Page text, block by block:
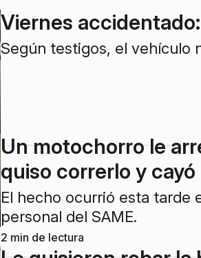
Viernes
Según testigos, el vehículo
Un motochorro le
quiso correrlo y cayó
El hecho ocurrió esta tarde
personal del SAME.
2 min de lectura